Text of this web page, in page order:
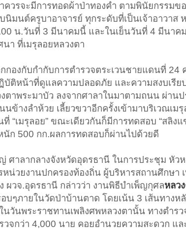
วรจะมีการทอดผ้าป่าทองคำ ตามพินัยกรรมข
นิมนต์ครูบาอาจารย์ ทุกระดับที่เป็นเจ้าอาวาส
น.วันที่ 3 มีนาคมนี้ และในเย็นวันที่ 4 มีนาค
า ที่เมรุลอยหลวงตา
กองกับกำกับการตำรวจตระเวนชายแดนที่ 24
ติหน้าที่ดูแลความปลอดภัย และความสงบเรีย
ตาพระมาบัว ลงจากศาลาในมาตามถนน ผ่าน
ข้างลำห้วย เลี้ยวขวาอีกครั้งเข้ามาบริเวณเม
เมรุลอย” ขณะเดียวกันก็มีการทดสอบ “สลิงแ
นัก 500 กก.ผลการทดสอบก็ผ่านไปด้วยดี
ศาลากลางจังหวัดอุดรธานี ในการประชุม หัว
น่วยงานปกครองท้องถิ่น ผู้บริหารสถานศึกษา
ผวจ.อุดรธานี กล่าวว่า งานพิธีบำเพ็ญกุศลหลว
อบๆภายในวัดป่าบ้านตาด โดยเน้น 3 เส้นทางห
วันพระราชทานเพลิงศพหลวงตานั้น ทางตำร
จกว่า 4,000 นาย คอยอำนวยความสะดวก แ